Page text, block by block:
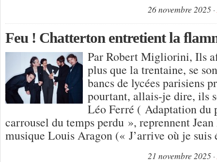
26 novembre 2025
Feu ! Chatterton entretient la
Par Robert Migliorini, Ils
plus que la trentaine, se
bancs de lycées parisiens
pourtant, allais-je dire, ils
Léo Ferré ( Adaptation du
carrousel du temps perdu », reprennent
musique Louis Aragon (« J’arrive où je
21 novembre 2025